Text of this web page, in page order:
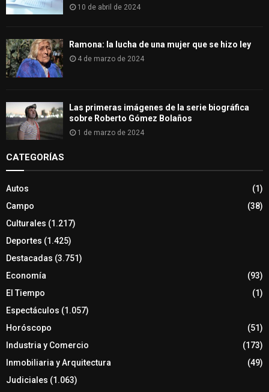
10 de abril de 2024
Ramona: la lucha de una mujer que se hizo ley
4 de marzo de 2024
Las primeras imágenes de la serie biográfica
sobre Roberto Gómez Bolaños
1 de marzo de 2024
CATEGORÍAS
Autos
(1)
Campo
(38)
Culturales (1.217)
Deportes (1.425)
Destacadas (3.751)
Economía
(93)
El Tiempo
(1)
Espectáculos (1.057)
Horóscopo
(51)
Industria y Comercio
(173)
Inmobiliaria y Arquitectura
(49)
Judiciales (1.063)